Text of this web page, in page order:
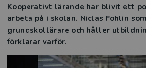
Kooperativt lärande har blivit ett
arbeta på i skolan. Niclas Fohlin
grundskollärare och håller
förklarar varför.